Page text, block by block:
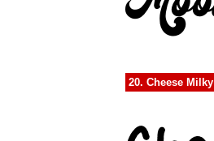
20. Cheese Milky